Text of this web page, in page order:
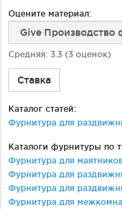
Оцените материал:
Средняя: 3.3 (3 оценок)
Ставка
Каталог статей:
Фурнитура для
Каталоги фурнитуры по
Фурнитура для
Фурнитура для
Фурнитура для
Фурнитура для